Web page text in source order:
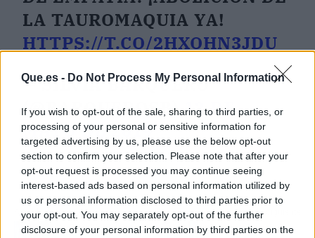
Que.es - Do Not Process My Personal Information
If you wish to opt-out of the sale, sharing to third parties, or
processing of your personal or sensitive information for
targeted advertising by us, please use the below opt-out
section to confirm your selection. Please note that after your
opt-out request is processed you may continue seeing
interest-based ads based on personal information utilized by
us or personal information disclosed to third parties prior to
your opt-out. You may separately opt-out of the further
disclosure of your personal information by third parties on the
LA TAUROMAQUIA YA!
HTTPS://T.CO/2HXOHN3JDU
— SILVIA BARQUERO
(@BARQUEROSB)12 DE
MAYO DE 2019
Artículo anterior
Casado: "Los votantes
Artículo siguiente
Iglesias ya no ve